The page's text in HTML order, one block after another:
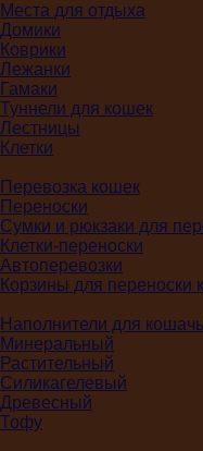
Места для отдыха
Домики
Коврики
Лежанки
Гамаки
Туннели для кошек
Лестницы
Клетки
Перевозка кошек
Переноски
Сумки и рюкзаки для
Клетки-переноски
Автоперевозки
Корзины для переноски
Наполнители для
Минеральный
Растительный
Силикагелевый
Древесный
Тофу